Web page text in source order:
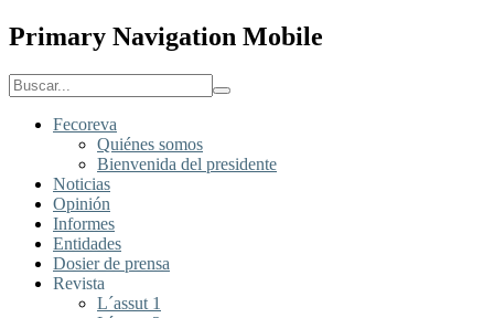
Primary Navigation Mobile
Fecoreva
Quiénes somos
Bienvenida del presidente
Noticias
Opinión
Informes
Entidades
Dosier de prensa
Revista
L´assut 1